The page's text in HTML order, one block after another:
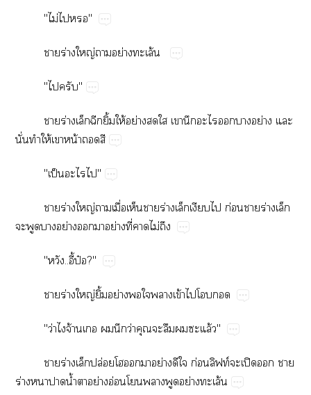
"ไม่​​"
​ร่​ญ่​​ย่​ล้
"​"
​ร่​​​ิ้​ให้​ย่​​​​​​​​ย่​​
ั่​​ให้​​น้​​
"ป็​​"
​ร่​ญ่​​ื่​​​ร่​​​​ก่​​ร่​​
​​​ย่​​​ย่​ี่​​ไม่​
"..ี้ป๋?"
​ร่​ญ่​ิ้​ย่​​​​ข้​​​
"ว่​​จ้​​​​ว่​​​​​​ล้"
​ร่​​ปล่​​​​ย่​​​ก่​ฟท์​ปิ​​​
ร่​​​น้ำ​​ย่​อ่​​​​ย่​ล้